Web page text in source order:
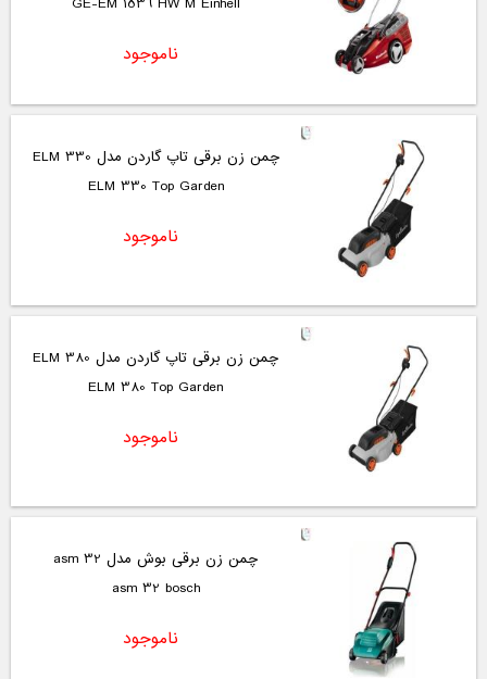
ناموجود
چمن زن برقی تاپ گاردن مدل ELM 330
ELM 330 Top Garden
ناموجود
چمن زن برقی تاپ گاردن مدل ELM 380
ELM 380 Top Garden
ناموجود
چمن زن برقی بوش مدل asm 32
asm 32 bosch
ناموجود